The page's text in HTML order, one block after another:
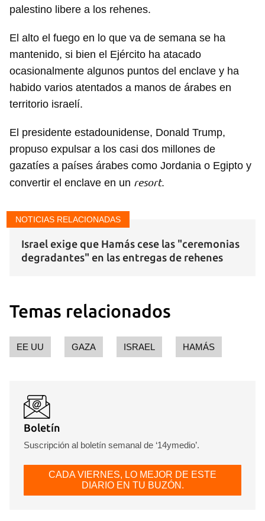
palestino libere a los rehenes.
El alto el fuego en lo que va de semana se ha
mantenido, si bien el Ejército ha atacado
ocasionalmente algunos puntos del enclave y ha
habido varios atentados a manos de árabes en
territorio israelí.
El presidente estadounidense, Donald Trump,
propuso expulsar a los casi dos millones de
gazatíes a países árabes como Jordania o Egipto y
convertir el enclave en un resort.
NOTICIAS RELACIONADAS
Israel exige que Hamás cese las "ceremonias
degradantes" en las entregas de rehenes
Temas relacionados
EE UU GAZA ISRAEL HAMÁS
Boletín
Suscripción al boletín semanal de ‘14ymedio’.
CADA VIERNES, LO MEJOR DE ESTE
DIARIO EN TU BUZÓN.